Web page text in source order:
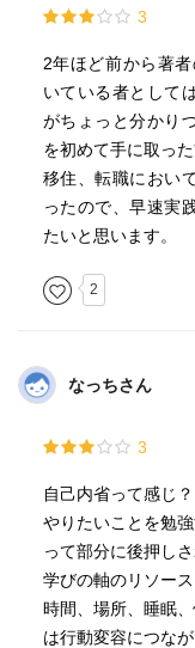
3
2年ほど前から著
いている者として
がちょっと分かり
を初めて手に取っ
移住、転職におい
ったので、早速実
たいと思います。
2
なっちさん
3
自己内省って感じ？
やりたいことを勉
って部分に後押しさ
学びの軸のリソース
時間、場所、睡眠
は行動変容につな